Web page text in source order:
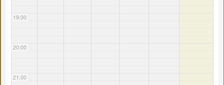
19:00
20:00
21:00